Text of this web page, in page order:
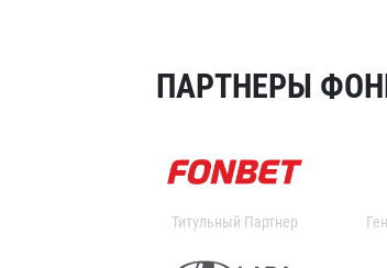
ПАРТНЕРЫ
Титульный Партнер